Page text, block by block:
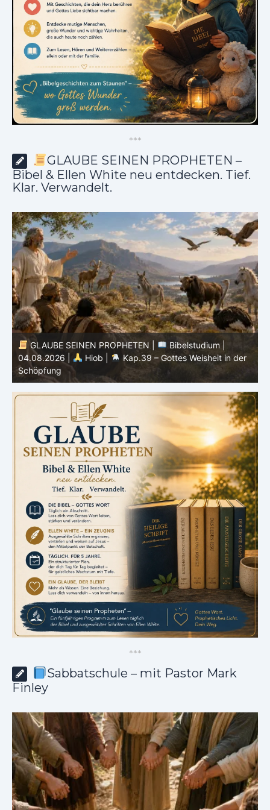
***
GLAUBE SEINEN PROPHETEN –
Bibel & Ellen White neu entdecken. Tief.
Klar. Verwandelt.
GLAUBE SEINEN PROPHETEN |
Bibelstudium |
04.08.2026 |
Hiob |
Kap.39 – Gottes Weisheit in der
Schöpfung
***
Sabbatschule – mit Pastor Mark
Finley